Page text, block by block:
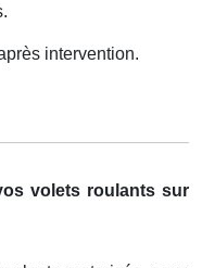
intervention.
volets roulants sur